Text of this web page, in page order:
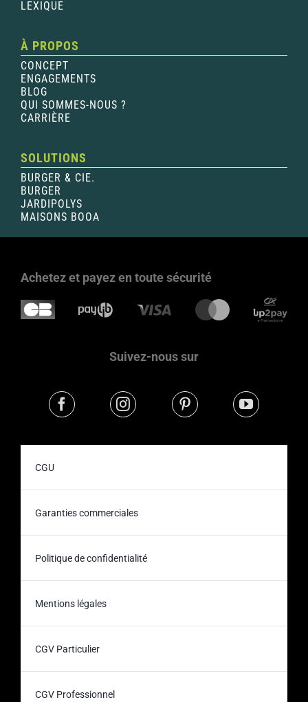
LEXIQUE
À PROPOS
CONCEPT
ENGAGEMENTS
BLOG
QUI SOMMES-NOUS ?
CARRIÈRE
SOLUTIONS
BURGER & CIE.
BURGER
JARDIPOLYS
MAISONS BOOA
Achetez et payez en toute sécurité
Suivez-nous sur
CGU
Garanties commerciales
Politique de confidentialité
Mentions légales
CGV Particulier
CGV Professionnel